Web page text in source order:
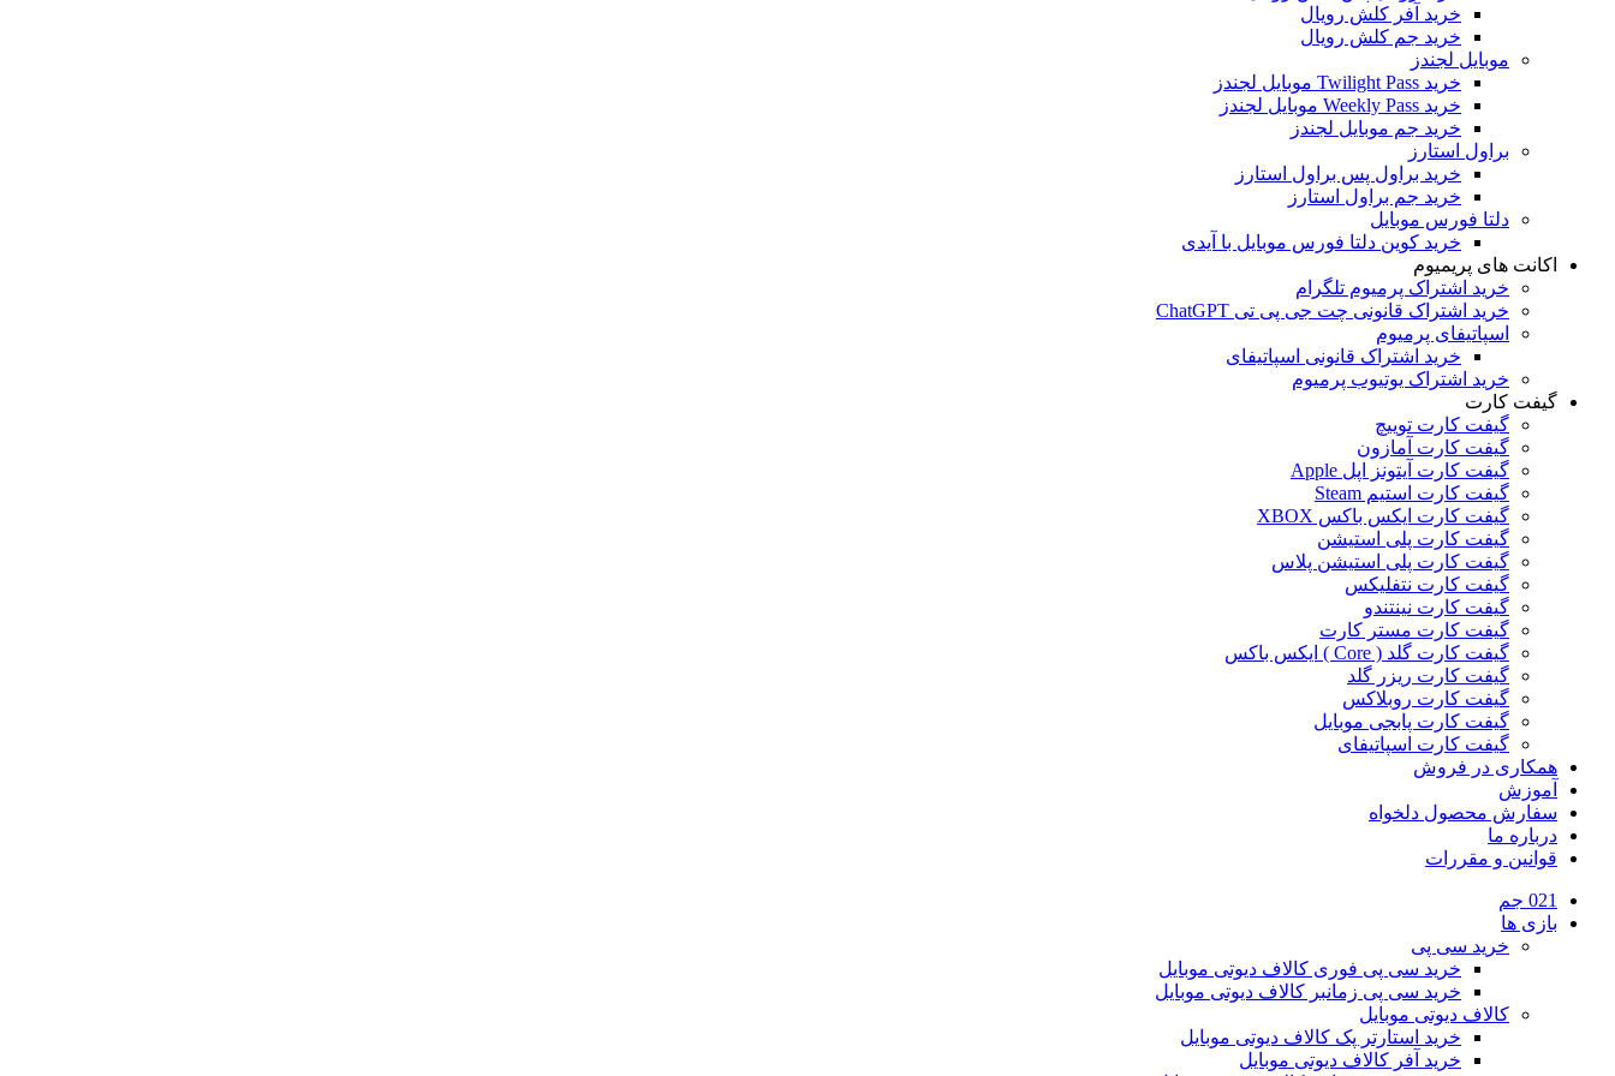
خرید آفر کلش رویال
خرید جم کلش رویال
موبایل لجندز
خرید Twilight Pass موبایل لجندز
خرید Weekly Pass موبایل لجندز
خرید جم موبایل لجندز
براول استارز
خرید براول پس براول استارز
خرید جم براول استارز
دلتا فورس موبایل
خرید کوین دلتا فورس موبایل با آیدی
اکانت های پریمیوم
خرید اشتراک پرمیوم تلگرام
خرید اشتراک قانونی چت جی پی تی ChatGPT
اسپاتیفای پرمیوم
خرید اشتراک قانونی اسپاتیفای
خرید اشتراک یوتیوب پرمیوم
گیفت کارت
گیفت کارت توییچ
گیفت کارت آمازون
گیفت کارت آیتونز اپل Apple
گیفت کارت استیم Steam
گیفت کارت ایکس باکس XBOX
گیفت کارت پلی استیشن
گیفت کارت پلی استیشن پلاس
گیفت کارت نتفلیکس
گیفت کارت نینتندو
گیفت کارت مستر کارت
گیفت کارت گلد ( Core ) ایکس باکس
گیفت کارت ریزر گلد
گیفت کارت روبلاکس
گیفت کارت پابجی موبایل
گیفت کارت اسپاتیفای
همکاری در فروش
آموزش
سفارش محصول دلخواه
درباره ما
قوانین و مقررات
021 جم
بازی ها
خرید سی پی
خرید سی پی فوری کالاف دیوتی موبایل
خرید سی پی زمانبر کالاف دیوتی موبایل
کالاف دیوتی موبایل
خرید استارتر پک کالاف دیوتی موبایل
خرید آفر کالاف دیوتی موبایل